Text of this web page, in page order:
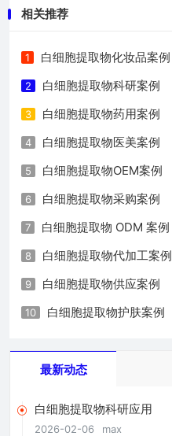
相关推荐
1 白细胞提取物化妆品案例
2 白细胞提取物科研案例
3 白细胞提取物药用案例
4 白细胞提取物医美案例
5 白细胞提取物OEM案例
6 白细胞提取物采购案例
7 白细胞提取物 ODM 案例
8 白细胞提取物代加工案例
9 白细胞提取物供应案例
10 白细胞提取物护肤案例
最新动态
白细胞提取物科研应用
2026-02-06 max